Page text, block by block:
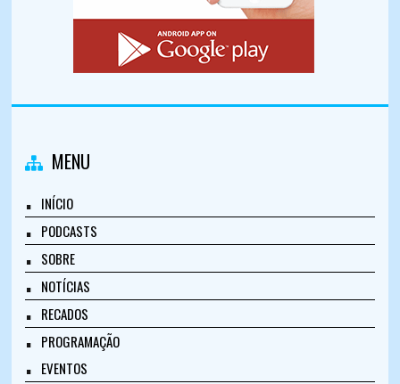
MENU
INÍCIO
PODCASTS
SOBRE
NOTÍCIAS
RECADOS
PROGRAMAÇÃO
EVENTOS